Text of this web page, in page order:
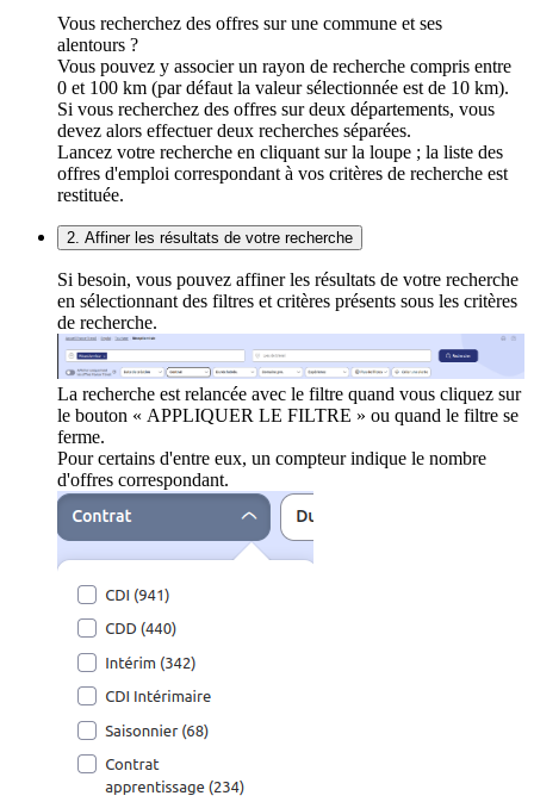
Vous recherchez des offres sur une commune et ses
alentours ?
Vous pouvez y associer un rayon de recherche compris entre
0 et 100 km (par défaut la valeur sélectionnée est de 10 km).
Si vous recherchez des offres sur deux départements, vous
devez alors effectuer deux recherches séparées.
Lancez votre recherche en cliquant sur la loupe ; la liste des
offres d'emploi correspondant à vos critères de recherche est
restituée.
2. Affiner les résultats de votre recherche
Si besoin, vous pouvez affiner les résultats de votre recherche
en sélectionnant des filtres et critères présents sous les critères
de recherche.
La recherche est relancée avec le filtre quand vous cliquez sur
le bouton « APPLIQUER LE FILTRE » ou quand le filtre se
ferme.
Pour certains d'entre eux, un compteur indique le nombre
d'offres correspondant.